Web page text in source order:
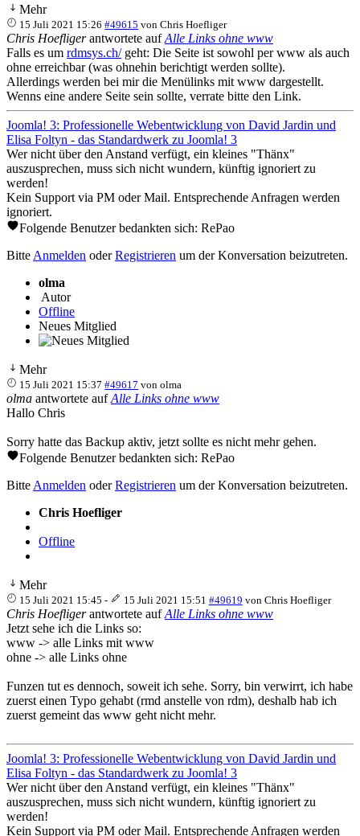
Mehr
15 Juli 2021 15:26 #49615 vonChris Hoefliger
Chris Hoefligerantwortete aufAlle Links ohne www
Falls es um rdmsys.ch/geht: Die Seite ist sowohl per www als auch
ohne erreichbar (was ohnehin berichtigt werden sollte).
Allerdings werden bei mir die Menülinks mit www dargestellt.
Wenns eine andere Seite sein sollte, verrate bitte den Link.
Joomla! 3: Professionelle Webentwicklung von David Jardin und
Elisa Foltyn - das Standardwerk zu Joomla! 3
Wer nicht über den Anstand verfügt, ein kleines "Thänx"
auszusprechen, muss sich nicht wundern, künftig ignoriert zu
werden!
Kein Support via PM oder Mail. Entsprechende Anfragen werden
ignoriert.
Folgende Benutzer bedankten sich: RePao
Bitte Anmelden oderRegistrieren um der Konversation beizutreten.
olma
Autor
Offline
Neues Mitglied
Mehr
15 Juli 2021 15:37 #49617 vonolma
olma antwortete aufAlle Links ohne www
Hallo Chris
Sorry hatte das Backup aktiv, jetzt sollte es nicht mehr gehen.
Folgende Benutzer bedankten sich: RePao
Bitte Anmelden oderRegistrieren um der Konversation beizutreten.
Chris Hoefliger
Offline
Mehr
15 Juli 2021 15:45 - 15 Juli 2021 15:51 #49619 von Chris Hoefliger
Chris Hoefligerantwortete aufAlle Links ohne www
Jetzt sehe ich die Links so:
www -> alle Links mit www
ohne -> alle Links ohne
Funzen tut es dennoch, soweit ich sehe. Sorry, bin verwirrt, ich habe
zuerst einen Typo gehabt (rmd anstelle von rdm), deshalb hab ich
zuerst gemeint das www geht nicht mehr.
Joomla! 3: Professionelle Webentwicklung von David Jardin und
Elisa Foltyn - das Standardwerk zu Joomla! 3
Wer nicht über den Anstand verfügt, ein kleines "Thänx"
auszusprechen, muss sich nicht wundern, künftig ignoriert zu
werden!
Kein Support via PM oder Mail. Entsprechende Anfragen werden